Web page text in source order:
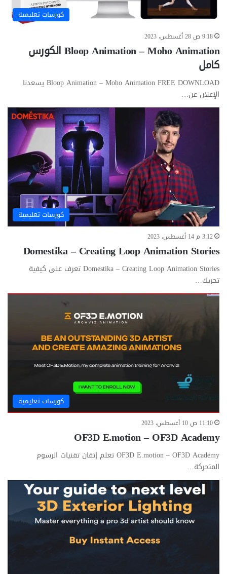
كورسات تعليمية
9:18 ص 28 أغسطس، 2023
Bloop Animation – Moho Animation الكورس
كامل
Bloop Animation – Moho Animation FREE DOWNLOAD يسعدنا
الإعلان عن…
كورسات تعليمية
3:12 م 14 أغسطس، 2023
Domestika – Creating Loop Animation Stories
Domestika – Creating Loop Animation Stories تعرف على كيفية
تحريك…
كورسات تعليمية
11:10 ص 10 أغسطس، 2023
OF3D E.motion – OF3D Academy
OF3D E.motion – OF3D Academy تعلم إتقان تقنيات الرسوم
المتحركة…